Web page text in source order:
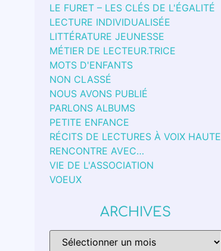
LE FURET – LES CLÉS DE L'ÉGALITÉ
LECTURE INDIVIDUALISÉE
LITTÉRATURE JEUNESSE
MÉTIER DE LECTEUR.TRICE
MOTS D'ENFANTS
NON CLASSÉ
NOUS AVONS PUBLIÉ
PARLONS ALBUMS
PETITE ENFANCE
RÉCITS DE LECTURES À VOIX HAUTE
RENCONTRE AVEC…
VIE DE L'ASSOCIATION
VOEUX
ARCHIVES